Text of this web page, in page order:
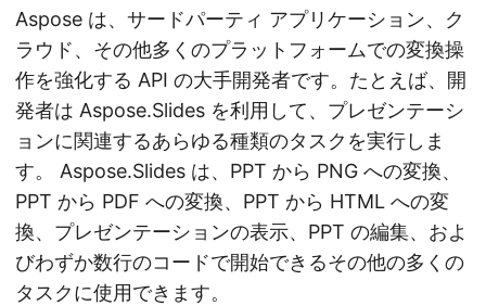
Aspose は、サードパーティ アプリケーション、ク
ラウド、その他多くのプラットフォームでの変換操
作を強化する API の大手開発者です。たとえば、開
発者は Aspose.Slides を利用して、プレゼンテーシ
ョンに関連するあらゆる種類のタスクを実行しま
す。 Aspose.Slides は、PPT から PNG への変換、
PPT から PDF への変換、PPT から HTML への変
換、プレゼンテーションの表示、PPT の編集、およ
びわずか数行のコードで開始できるその他の多くの
タスクに使用できます。